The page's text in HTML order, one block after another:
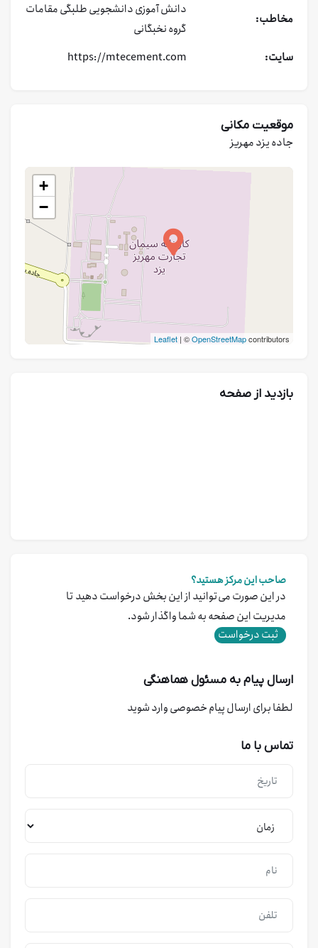
مخاطب:
دانش آموزیدانشجوییطلبگیمقامات
گروه نخبگانی
سایت:
https://mtecement.com
موقعیت مکانی
جاده یزد مهریز
+
−
Leaflet | ©OpenStreetMapcontributors
بازدید از صفحه
صاحب این مرکز هستید؟
در این صورت می‌توانید از این بخش درخواست دهید تا
مدیریت این صفحه به شما واگذار شود.
ثبت درخواست
ارسال پیام به مسئول هماهنگی
لطفا برای ارسال پیام خصوصی وارد شوید
تماس با ما